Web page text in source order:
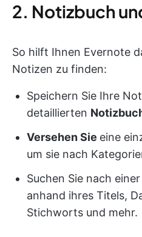
2. Notizbuch
So hilft Ihnen Evernote
Notizen zu finden:
Speichern Sie Ihre
detaillierten
Versehen Sie eine
um sie nach
Suchen Sie nach
anhand ihres Titels,
Stichworts und mehr.